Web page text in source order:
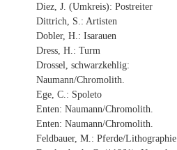
Diez, J. (Umkreis): Postreiter
Dittrich, S.: Artisten
Dobler, H.: Isarauen
Dress, H.: Turm
Drossel, schwarzkehlig:
Naumann/Chromolith.
Ege, C.: Spoleto
Enten: Naumann/Chromolith.
Enten: Naumann/Chromolith.
Feldbauer, M.: Pferde/Lithographie